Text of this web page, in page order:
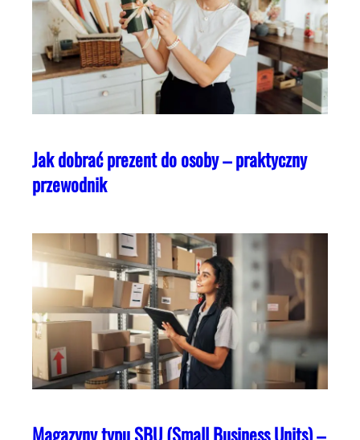
Jak dobrać prezent do osoby – praktyczny
przewodnik
Magazyny typu SBU (Small Business Units) –